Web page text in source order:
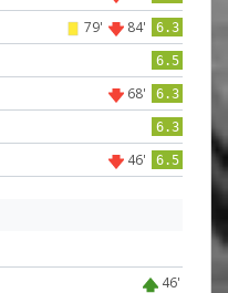
79' 84' 6.3
6.5
68' 6.3
6.3
46' 6.5
46'